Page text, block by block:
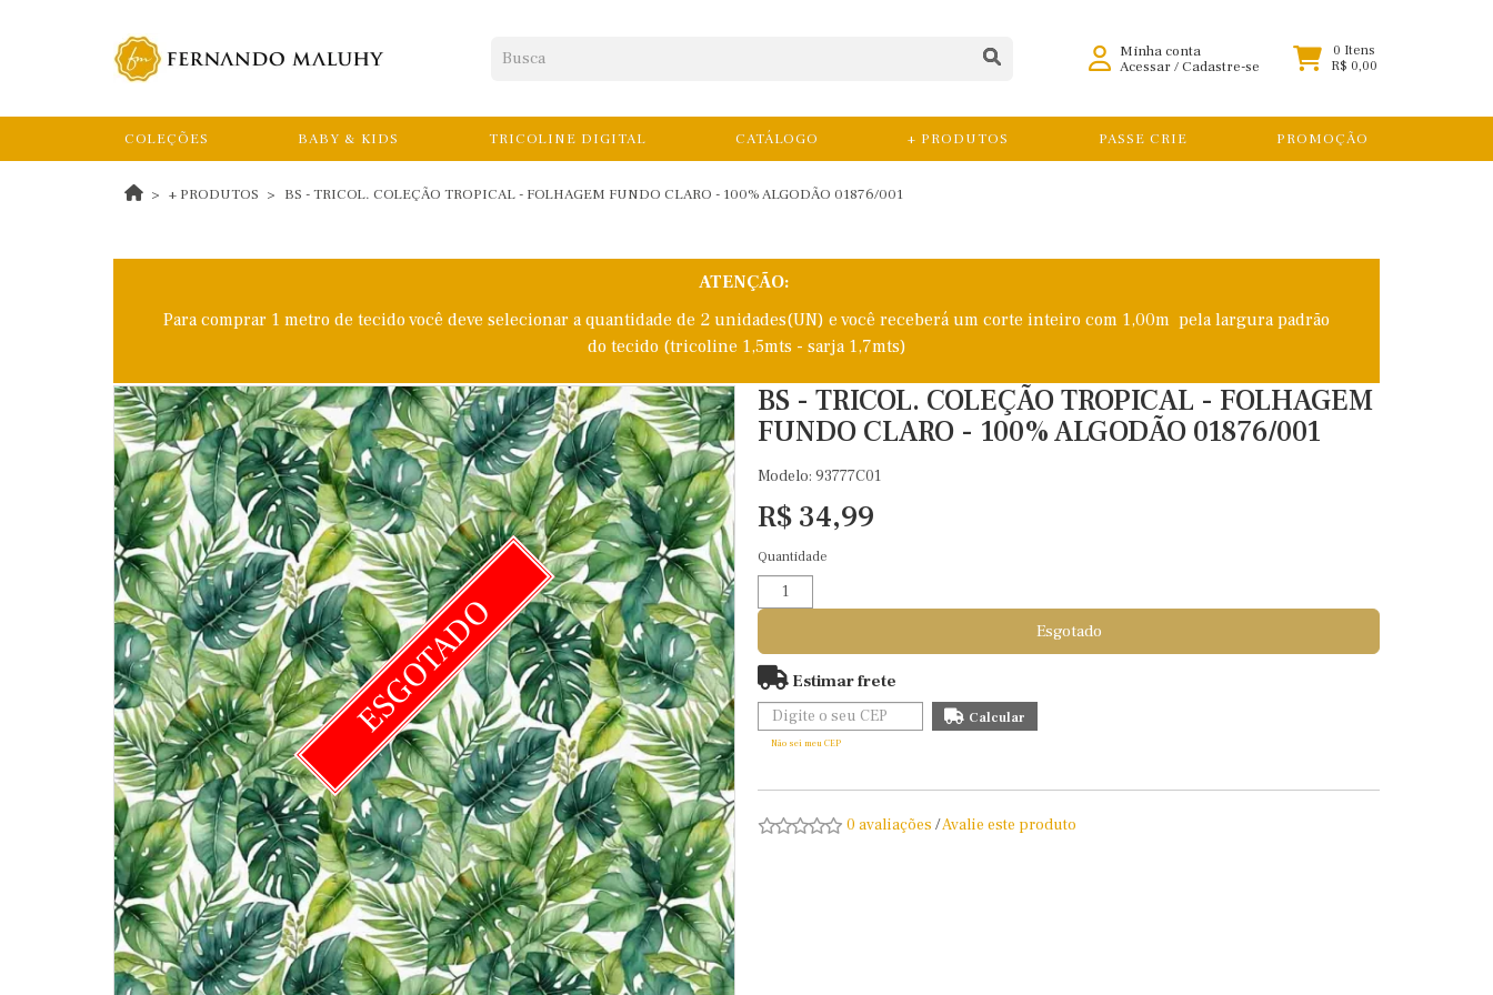
Minha conta
Acessar/Cadastre-se
0 Itens
R$ 0,00
COLEÇÕES BABY & KIDS TRICOLINE DIGITAL CATÁLOGO + PRODUTOS PASSE CRIE PROMOÇÃO
+ PRODUTOS BS - TRICOL. COLEÇÃO TROPICAL - FOLHAGEM FUNDO CLARO - 100% ALGODÃO 01876/001
ATENÇÃO:
Para comprar 1 metro de tecido você deve selecionar a quantidade de 2 unidades(UN) e você receberá um corte inteiro com 1,00m pela largura padrão
do tecido (tricoline 1,5mts - sarja 1,7mts)
ESGOTADO
BS - TRICOL. COLEÇÃO TROPICAL - FOLHAGEM
FUNDO CLARO - 100% ALGODÃO 01876/001
Modelo: 93777C01
R$ 34,99
Quantidade
Esgotado
Estimar frete
Não sei meu CEP
0 avaliações /Avalie este produto